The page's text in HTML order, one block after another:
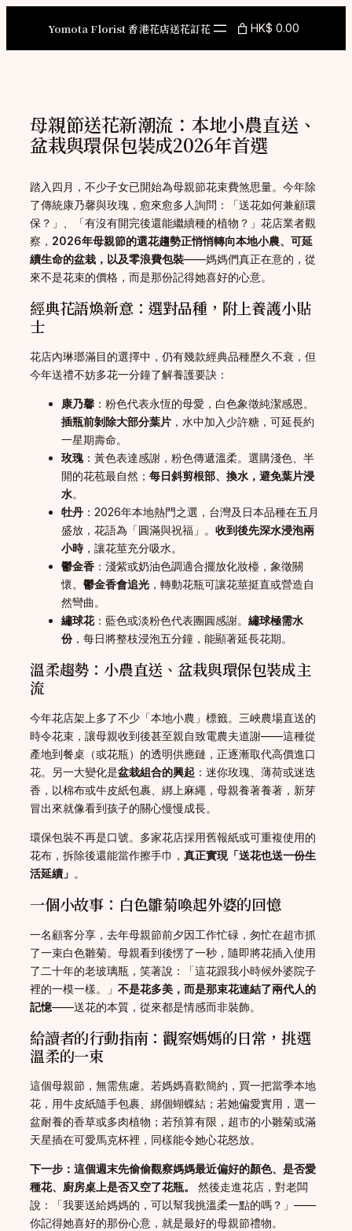
Yomota Florist 香港花店送花訂花 HK$ 0.00
母親節送花新潮流：本地小農直送、
盆栽與環保包裝成2026年首選
踏入四月，不少子女已開始為母親節花束費煞思量。今年除
了傳統康乃馨與玫瑰，愈來愈多人詢問：「送花如何兼顧環
保？」、「有沒有開完後還能繼續種的植物？」花店業者觀
察， 2026年母親節的選花趨勢正悄悄轉向本地小農、可延
續生命的盆栽，以及零浪費包裝——媽媽們真正在意的，從
來不是花束的價格，而是那份記得她喜好的心意。
經典花語煥新意：選對品種，附上養護小貼
士
花店內琳瑯滿目的選擇中，仍有幾款經典品種歷久不衰，但
今年送禮不妨多花一分鐘了解養護要訣：
康乃馨 ：粉色代表永恆的母愛，白色象徵純潔感恩。
插瓶前剝除大部分葉片 ，水中加入少許糖，可延長約
一星期壽命。
玫瑰：黃色表達感謝，粉色傳遞溫柔。選購淺色、半
開的花苞最自然； 每日斜剪根部、換水，避免葉片浸
水。
牡丹 ：2026年本地熱門之選，台灣及日本品種在五月
盛放，花語為「圓滿與祝福」。 收到後先深水浸泡兩
小時，讓花莖充分吸水。
鬱金香 ：淺紫或奶油色調適合擺放化妝檯，象徵關
懷。 鬱金香會追光 ，轉動花瓶可讓花莖挺直或營造自
然彎曲。
繡球花：藍色或淡粉色代表團圓感謝。 繡球極需水
份，每日將整枝浸泡五分鐘，能顯著延長花期。
溫柔趨勢：小農直送、盆栽與環保包裝成主
流
今年花店架上多了不少「本地小農」標籤。三峽農場直送的
時令花束，讓母親收到後甚至親自致電農夫道謝——這種從
產地到餐桌（或花瓶）的透明供應鏈，正逐漸取代高價進口
花。另一大變化是盆栽組合的興起 ：迷你玫瑰、薄荷或迷迭
香，以棉布或牛皮紙包裹、綁上麻繩，母親養著養著，新芽
冒出來就像看到孩子的關心慢慢成長。
環保包裝不再是口號。多家花店採用舊報紙或可重複使用的
花布，拆除後還能當作擦手巾， 真正實現「送花也送一份生
活延續」 。
一個小故事：白色雛菊喚起外婆的回憶
一名顧客分享，去年母親節前夕因工作忙碌，匆忙在超市抓
了一束白色雛菊。母親看到後愣了一秒，隨即將花插入使用
了二十年的老玻璃瓶，笑著說：「這花跟我小時候外婆院子
裡的一模一樣。」 不是花多美，而是那束花連結了兩代人的
記憶——送花的本質，從來都是情感而非裝飾。
給讀者的行動指南：觀察媽媽的日常，挑選
溫柔的一束
這個母親節，無需焦慮。若媽媽喜歡簡約，買一把當季本地
花，用牛皮紙隨手包裹、綁個蝴蝶結；若她偏愛實用，選一
盆耐養的香草或多肉植物；若預算有限，超市的小雛菊或滿
天星插在可愛馬克杯裡，同樣能令她心花怒放。
下一步：這個週末先偷偷觀察媽媽最近偏好的顏色、是否愛
種花、廚房桌上是否又空了花瓶。
然後走進花店，對老闆
說：「我要送給媽媽的，可以幫我挑溫柔一點的嗎？」——
你記得她喜好的那份心意，就是最好的母親節禮物。